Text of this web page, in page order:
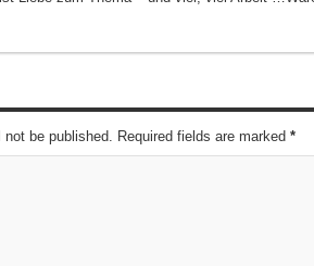
be published. Required fields are marked *